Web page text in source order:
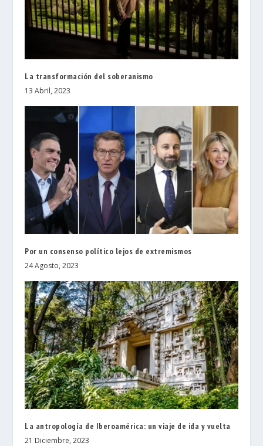
La transformación del soberanismo
13 Abril, 2023
Por un consenso político lejos de extremismos
24 Agosto, 2023
La antropología de Iberoamérica: un viaje de ida y vuelta
21 Diciembre, 2023